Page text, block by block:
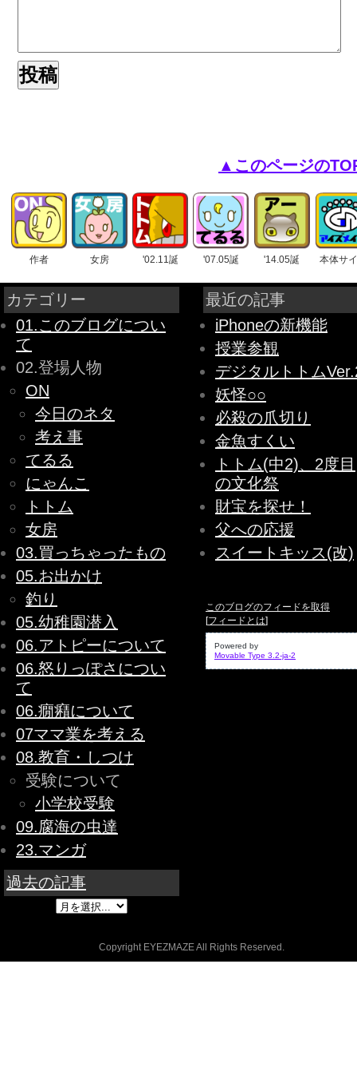
▲このページの
作者 女房 '02.11誕 '07.05誕 '14.05誕 本体サ
カテゴリー
01.このブログについ
て
02.登場人物
ON
今日のネタ
考え事
てるる
にゃんこ
トトム
女房
03.買っちゃったもの
05.お出かけ
釣り
05.幼稚園潜入
06.アトピーについて
06.怒りっぽさについ
て
06.癇癪について
07ママ業を考える
08.教育・しつけ
受験について
小学校受験
09.腐海の虫達
23.マンガ
過去の記事
最近の記事
iPhoneの新機能
授業参観
デジタルトトム
妖怪○○
必殺の爪切り
金魚すくい
トトム(中2)、2度目
の文化祭
財宝を探せ！
父への応援
スイートキッス(改)
このブログのフィードを取得
[フィードとは]
Powered by
Movable Type 3.2-ja-2
Copyright EYEZMAZE All Rights Reserved.